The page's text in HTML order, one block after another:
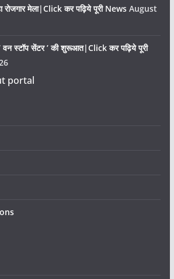
रोजगार मेला|Click कर पढ़िये पूरी News August
स्टॉप सेंटर ’ की शुरूआत|Click कर पढ़िये पूरी
portal